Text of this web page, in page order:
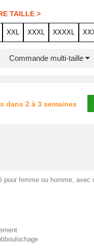
TAILLE >
XXL XXXL XXXXL
Commande multi-taille
dans 2 à 3 semaines
femme ou homme, avec